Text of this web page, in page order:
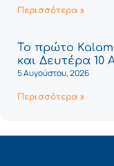
Περισσότερα »
Το πρώτο
και Δευτέρα 10
5 Αυγούστου, 2026
Περισσότερα »